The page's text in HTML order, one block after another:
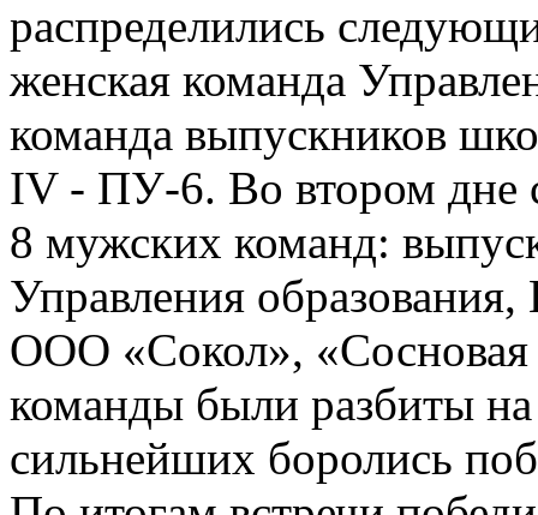
распределились
женская команда
команда выпускников
IV - ПУ-6. Во втором дне
8 мужских команд:
Управления
ООО «Сокол», «Сосновая
команды были разбиты
сильнейших боролись